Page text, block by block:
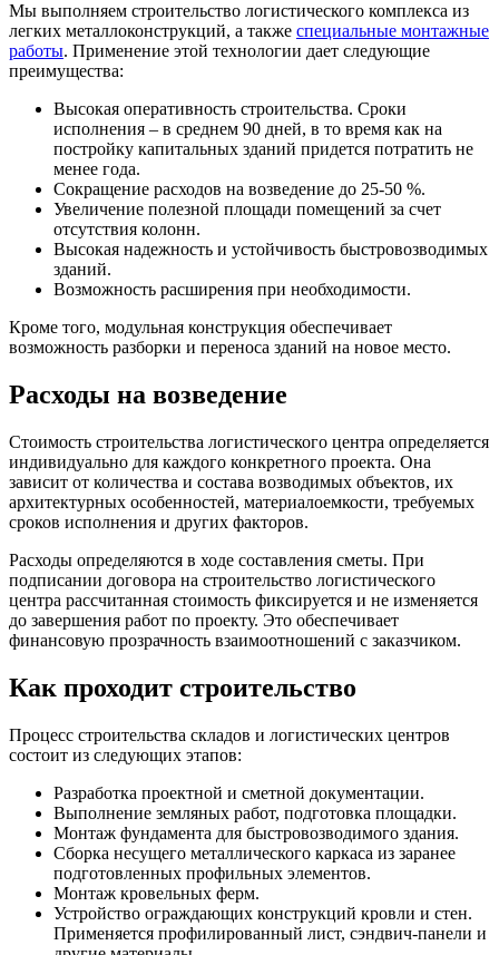
Мы выполняем строительство логистического комплекса из
легких металлоконструкций, а также специальные монтажные
работы. Применение этой технологии дает следующие
преимущества:
Высокая оперативность строительства. Сроки
исполнения – в среднем 90 дней, в то время как на
постройку капитальных зданий придется потратить не
менее года.
Сокращение расходов на возведение до 25-50 %.
Увеличение полезной площади помещений за счет
отсутствия колонн.
Высокая надежность и устойчивость быстровозводимых
зданий.
Возможность расширения при необходимости.
Кроме того, модульная конструкция обеспечивает
возможность разборки и переноса зданий на новое место.
Расходы на возведение
Стоимость строительства логистического центра определяется
индивидуально для каждого конкретного проекта. Она
зависит от количества и состава возводимых объектов, их
архитектурных особенностей, материалоемкости, требуемых
сроков исполнения и других факторов.
Расходы определяются в ходе составления сметы. При
подписании договора на строительство логистического
центра рассчитанная стоимость фиксируется и не изменяется
до завершения работ по проекту. Это обеспечивает
финансовую прозрачность взаимоотношений с заказчиком.
Как проходит строительство
Процесс строительства складов и логистических центров
состоит из следующих этапов:
Разработка проектной и сметной документации.
Выполнение земляных работ, подготовка площадки.
Монтаж фундамента для быстровозводимого здания.
Сборка несущего металлического каркаса из заранее
подготовленных профильных элементов.
Монтаж кровельных ферм.
Устройство ограждающих конструкций кровли и стен.
Применяется профилированный лист, сэндвич-панели и